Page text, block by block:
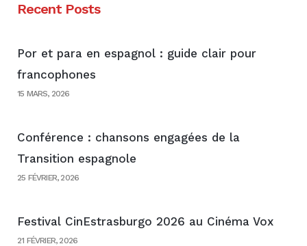
Recent Posts
Por et para en espagnol : guide clair pour
francophones
15 MARS, 2026
Conférence : chansons engagées de la
Transition espagnole
25 FÉVRIER, 2026
Festival CinEstrasburgo 2026 au Cinéma Vox
21 FÉVRIER, 2026